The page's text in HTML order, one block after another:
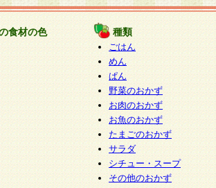
食材の色 種類
ごはん
めん
ぱん
野菜のおかず
お肉のおかず
お魚のおかず
たまごのおかず
サラダ
シチュー・スープ
その他のおかず